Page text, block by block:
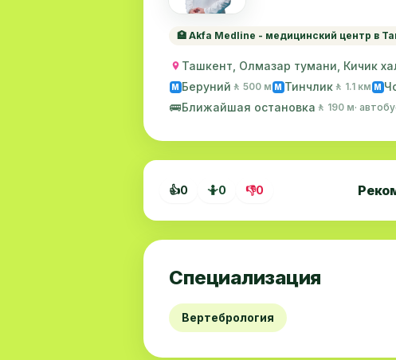
🏥 Akfa Medline - медицинский центр в
Ташкент, Олмазар тумани, Кичик
M Беруний 🚶 500 м M Тинчлик 🚶 1.1 км M
🚌Ближайшая остановка 🚶 190 м·
👍0 🤷0 👎0
Специализация
Вертебрология